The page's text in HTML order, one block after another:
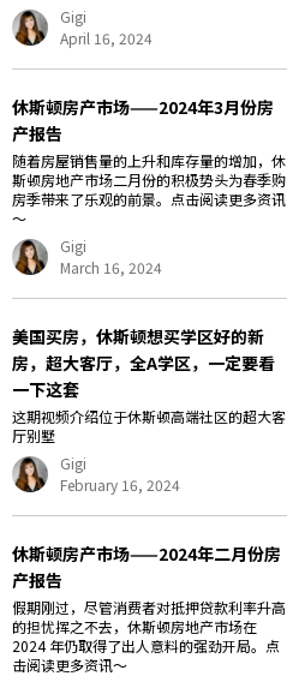
Gigi
April 16, 2024
休斯顿房产市场——2024年3月份房
产报告
随着房屋销售量的上升和库存量的增加，休
斯顿房地产市场二月份的积极势头为春季购
房季带来了乐观的前景。点击阅读更多资讯
～
Gigi
March 16, 2024
美国买房，休斯顿想买学区好的新
房，超大客厅，全A学区，一定要看
一下这套
这期视频介绍位于休斯顿高端社区的超大客
厅别墅
Gigi
February 16, 2024
休斯顿房产市场——2024年二月份房
产报告
假期刚过，尽管消费者对抵押贷款利率升高
的担忧挥之不去，休斯顿房地产市场在
2024 年仍取得了出人意料的强劲开局。点
击阅读更多资讯～